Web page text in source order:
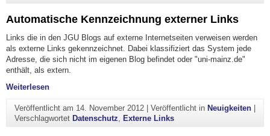
Automatische Kennzeichnung externer Links
Links die in den JGU Blogs auf externe Internetseiten verweisen werden
als externe Links gekennzeichnet. Dabei klassifiziert das System jede
Adresse, die sich nicht im eigenen Blog befindet oder "uni-mainz.de"
enthält, als extern.
Weiterlesen"Automatische Kennzeichnung externer Links"
Veröffentlicht am 14. November 2012| Veröffentlicht in Neuigkeiten|
Verschlagwortet Datenschutz Externe Links